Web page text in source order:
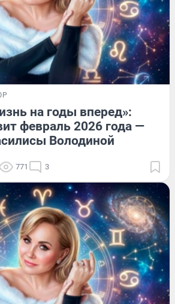
на годы вперед»:
февраль 2026 года —
Володиной
771 3